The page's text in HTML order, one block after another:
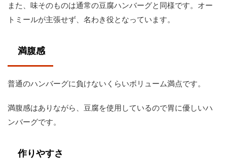
また、味そのものは通常の豆腐ハンバーグと同様です。オー
トミールが主張せず、名わき役となっています。
満腹感
普通のハンバーグに負けないくらいボリューム満点です。
満腹感はありながら、豆腐を使用しているので胃に優しいハ
ンバーグです。
作りやすさ